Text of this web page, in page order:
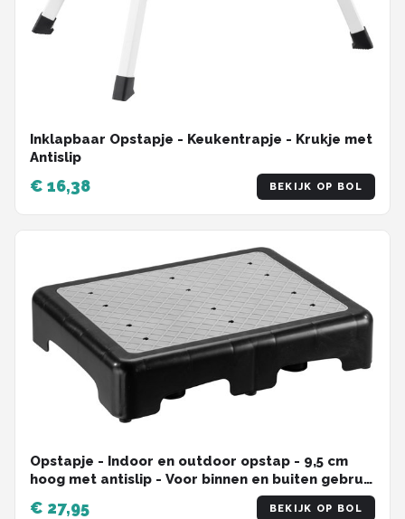
Inklapbaar Opstapje - Keukentrapje - Krukje met
Antislip
€ 16,38 BEKIJK OP BOL
Opstapje - Indoor en outdoor opstap - 9,5 cm
hoog met antislip - Voor binnen en buiten gebruik
€ 27,95 BEKIJK OP BOL